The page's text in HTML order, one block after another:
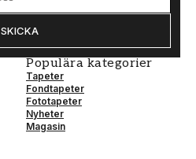
SKICKA
Populära kategorier
Tapeter
Fondtapeter
Fototapeter
Nyheter
Magasin